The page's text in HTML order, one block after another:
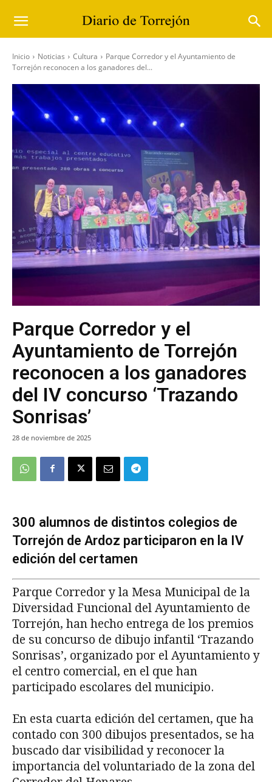
Inicio Noticias Cultura
Parque Corredor y el Ayuntamiento de
Torrejón reconocen a los ganadores del...
Parque Corredor y el
Ayuntamiento de Torrejón
reconocen a los ganadores
del IV concurso ‘Trazando
Sonrisas’
28 de noviembre de 2025
300 alumnos de distintos colegios de
Torrejón de Ardoz participaron en la IV
edición del certamen
Parque Corredor y la Mesa Municipal de la
Diversidad Funcional del Ayuntamiento de
Torrejón, han hecho entrega de los premios
de su concurso de dibujo infantil ‘Trazando
Sonrisas’, organizado por el Ayuntamiento y
el centro comercial, en el que han
participado escolares del municipio.
En esta cuarta edición del certamen, que ha
contado con 300 dibujos presentados, se ha
buscado dar visibilidad y reconocer la
importancia del voluntariado de la zona del